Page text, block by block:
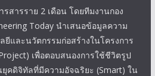
รสารราย 2 เดือน โดยทีมงานกอง
Today นำเสนอข้อมูลความ
ยีและนวัตกรรมก่อสร้างในโครงการ
เพื่อตอบสนองการใช้ชีวิตรูป
คดิจิทัลที่มีความอัจฉริยะ (Smart) ใน